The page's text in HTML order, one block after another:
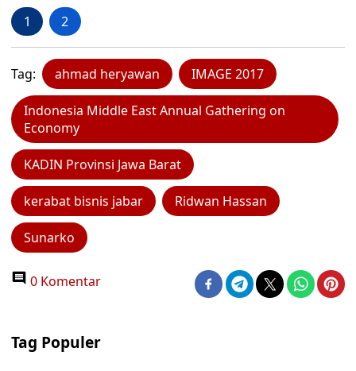
1 2
Tag: ahmad heryawan IMAGE 2017
Indonesia Middle East Annual Gathering on
Economy
KADIN Provinsi Jawa Barat
kerabat bisnis jabar Ridwan Hassan
Sunarko
0 Komentar
Tag Populer